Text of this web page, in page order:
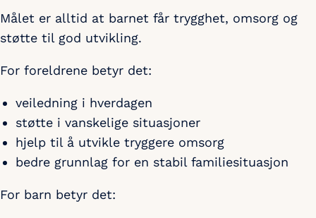
Målet er alltid at barnet får trygghet, omsorg og
støtte til god utvikling.
For foreldrene betyr det:
veiledning i hverdagen
støtte i vanskelige situasjoner
hjelp til å utvikle tryggere omsorg
bedre grunnlag for en stabil familiesituasjon
For barn betyr det: